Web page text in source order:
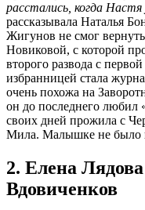
расстались, когда
рассказывала Наталья
Жигунов не смог
Новиковой, с которой
второго развода с
избранницей стала
очень похожа на
он до последнего
своих дней прожила с
Мила. Малышке не было
2. Елена
Вдовиченков